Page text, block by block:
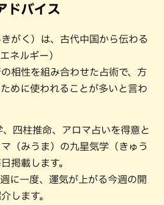
ドバイス
がく）は、古代中国から伝わる
ネルギー）
相性を組み合わせた占術で、方
めに使われることが多いと言わ
四柱推命、アロマ占いを得意と
（みうま）の九星気学（きゅう
掲載します。
に一度、運気が上がる今週の開
します。